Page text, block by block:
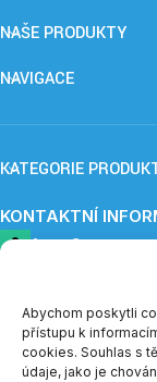
Abychom poskytli
přístupu k
cookies. Souhlas s
údaje, jako je
NAŠE PRODUKTY
NAVIGACE
KATEGORIE
KONTAKTNÍ
ApnoCare s. r.
Provozovna:
eshop@apnoe-
IČO: 23362812
DIČ: CZ23362812